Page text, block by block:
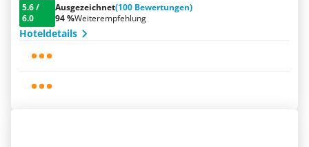
5.6/
6.0
Ausgezeichnet(100 Bewertungen)
94 %Weiterempfehlung
Hoteldetails